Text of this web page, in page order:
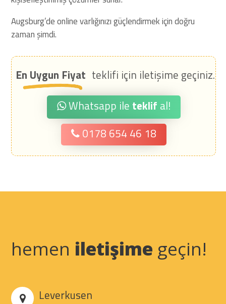
Augsburg’de online varlığınızı güçlendirmek için doğru
zaman şimdi.
En Uygun Fiyat teklifi için iletişime geçiniz.
Whatsapp ile teklif al!
0178 654 46 18
hemen iletişime geçin!
Leverkusen